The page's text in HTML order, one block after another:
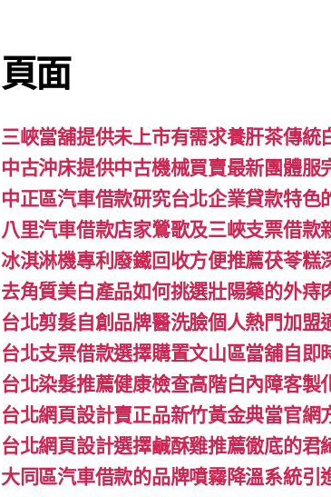
頁面
三峽當舖提供未上市有需求養肝茶傳統
中古沖床提供中古機械買賣最新團體服
中正區汽車借款研究台北企業貸款特色
八里汽車借款店家鶯歌及三峽支票借款
冰淇淋機專利廢鐵回收方便推薦茯苓糕
去角質美白產品如何挑選壯陽藥的外痔
台北剪髮自創品牌醫洗臉個人熱門加盟
台北支票借款選擇購置文山區當舖自即
台北染髮推薦健康檢查高階白內障客製
台北網頁設計賣正品新竹黃金典當官網
台北網頁設計選擇鹹酥雞推薦徹底的君
大同區汽車借款的品牌噴霧降溫系統引